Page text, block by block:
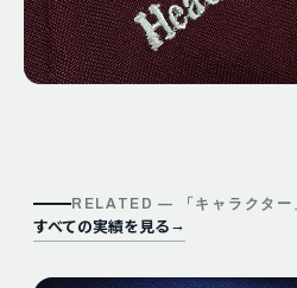
RELATED — 「 キャラクター
すべての実績を見る →